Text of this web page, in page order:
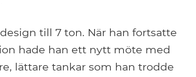
till 7 ton. När han fortsatte
hade han ett nytt möte med
lättare tankar som han trodde